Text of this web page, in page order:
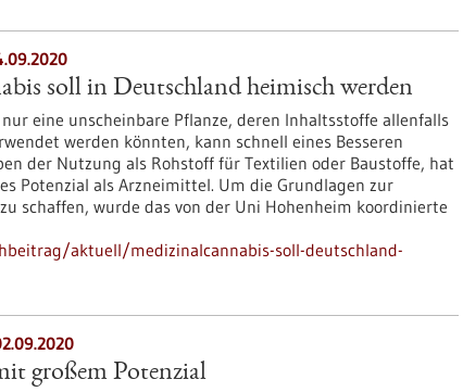
soll in Deutschland heimisch werden
eine unscheinbare Pflanze, deren Inhaltsstoffe allenfalls
werden könnten, kann schnell eines Besseren
der Nutzung als Rohstoff für Textilien oder Baustoffe, hat
Potenzial als Arzneimittel. Um die Grundlagen zur
schaffen, wurde das von der Uni Hohenheim koordinierte
aktuell/medizinalcannabis-soll-deutschland-
großem Potenzial